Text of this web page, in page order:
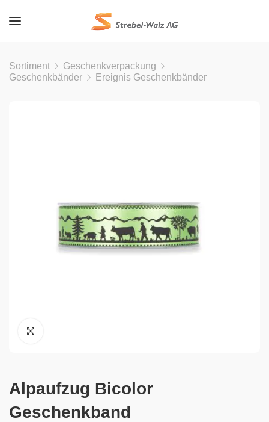
Sortiment
Geschenkverpackung
Geschenkbänder
Ereignis Geschenkbänder
Alpaufzug Bicolor
Geschenkband